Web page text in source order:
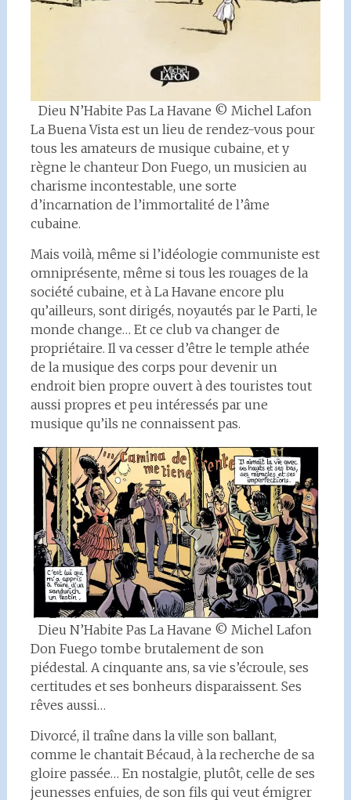
Dieu N’Habite Pas La Havane © Michel Lafon
La Buena Vista est un lieu de rendez-vous pour
tous les amateurs de musique cubaine, et y
règne le chanteur Don Fuego, un musicien au
charisme incontestable, une sorte
d’incarnation de l’immortalité de l’âme
cubaine.
Mais voilà, même si l’idéologie communiste est
omniprésente, même si tous les rouages de la
société cubaine, et à La Havane encore plu
qu’ailleurs, sont dirigés, noyautés par le Parti, le
monde change… Et ce club va changer de
propriétaire. Il va cesser d’être le temple athée
de la musique des corps pour devenir un
endroit bien propre ouvert à des touristes tout
aussi propres et peu intéressés par une
musique qu’ils ne connaissent pas.
Dieu N’Habite Pas La Havane © Michel Lafon
Don Fuego tombe brutalement de son
piédestal. A cinquante ans, sa vie s’écroule, ses
certitudes et ses bonheurs disparaissent. Ses
rêves aussi…
Divorcé, il traîne dans la ville son ballant,
comme le chantait Bécaud, à la recherche de sa
gloire passée… En nostalgie, plutôt, celle de ses
jeunesses enfuies, de son fils qui veut émigrer